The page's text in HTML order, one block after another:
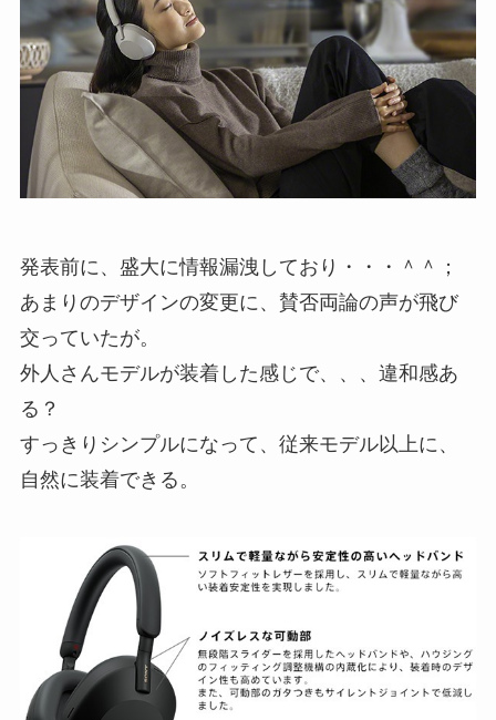
発表前に、盛大に情報漏洩しており・・・＾＾；
あまりのデザインの変更に、賛否両論の声が飛び
交っていたが。
外人さんモデルが装着した感じで、、、違和感あ
る？
すっきりシンプルになって、従来モデル以上に、
自然に装着できる。